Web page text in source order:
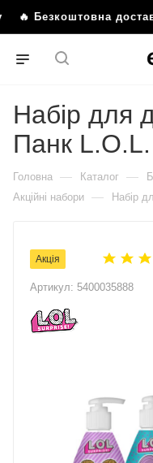
доставка
Набір для
Панк
Головна — Каталог —
Акційні набори — Набір
Акція
Артикул: 5400035888